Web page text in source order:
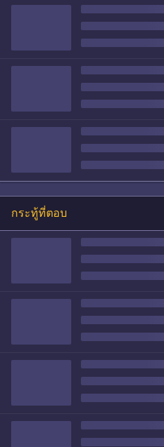
กระทู้ที่ตอบ